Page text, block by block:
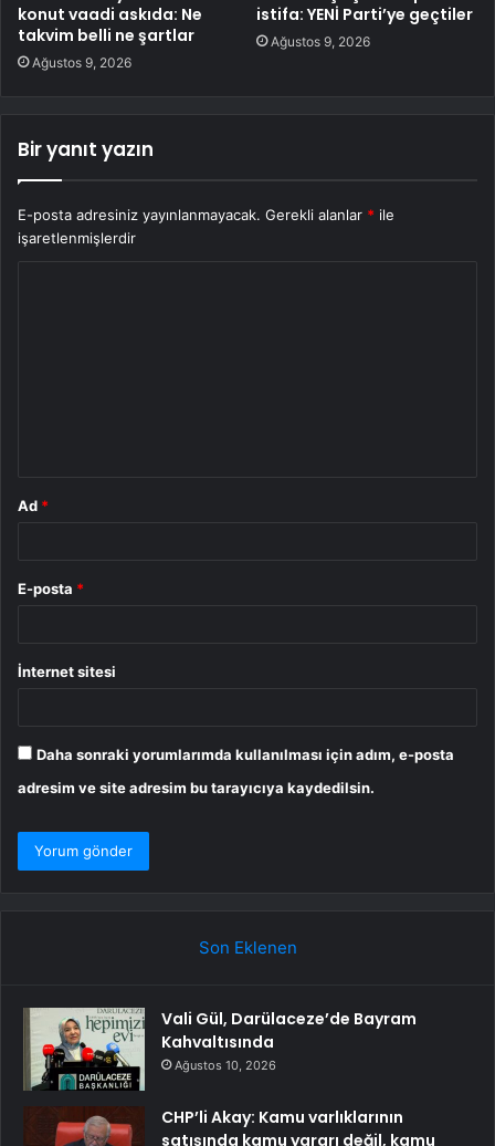
konut vaadi askıda: Ne
takvim belli ne şartlar
Ağustos 9, 2026
istifa: YENİ Parti’ye geçtiler
Ağustos 9, 2026
Bir yanıt yazın
E-posta adresiniz yayınlanmayacak. Gerekli alanlar * ile
işaretlenmişlerdir
Ad *
E-posta *
İnternet sitesi
Daha sonraki yorumlarımda kullanılması için adım, e-posta
adresim ve site adresim bu tarayıcıya kaydedilsin.
Son Eklenen
Vali Gül, Darülaceze’de Bayram
Kahvaltısında
Ağustos 10, 2026
CHP’li Akay: Kamu varlıklarının
satışında kamu yararı değil, kamu